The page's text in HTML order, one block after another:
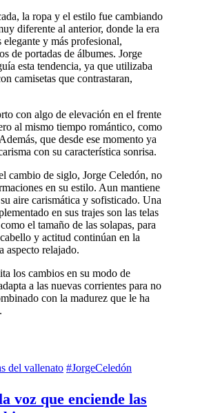
la ropa y el estilo fue cambiando
diferente al anterior, donde la era
elegante y más profesional,
de portadas de álbumes. Jorge
esta tendencia, ya que utilizaba
camisetas que contrastaran,
con algo de elevación en el frente
al mismo tiempo romántico, como
que desde ese momento ya
con su característica sonrisa.
cambio de siglo, Jorge Celedón, no
en su estilo. Aun mantiene
aire carismática y sofisticado. Una
en sus trajes son las telas
el tamaño de las solapas, para
y actitud continúan en la
aspecto relajado.
los cambios en su modo de
a las nuevas corrientes para no
con la madurez que le ha
del vallenato #JorgeCeledón
voz que enciende las